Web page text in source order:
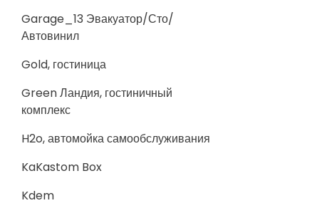
Garage_13 Эвакуатор/Сто/
Автовинил
Gold, гостиница
Green Ландия, гостиничный
комплекс
H2o, автомойка самообслуживания
KaKastom Box
Kdem